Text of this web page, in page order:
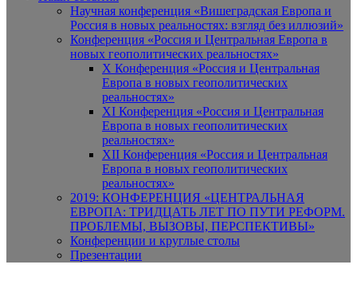
Научная конференция «Вишеградская Европа и
Россия в новых реальностях: взгляд без иллюзий»
Конференция «Россия и Центральная Европа в
новых геополитических реальностях»
X Конференция «Россия и Центральная
Европа в новых геополитических
реальностях»
XI Конференция «Россия и Центральная
Европа в новых геополитических
реальностях»
XII Конференция «Россия и Центральная
Европа в новых геополитических
реальностях»
2019: КОНФЕРЕНЦИЯ «ЦЕНТРАЛЬНАЯ
ЕВРОПА: ТРИДЦАТЬ ЛЕТ ПО ПУТИ РЕФОРМ.
ПРОБЛЕМЫ, ВЫЗОВЫ, ПЕРСПЕКТИВЫ»
Конференции и круглые столы
Презентации